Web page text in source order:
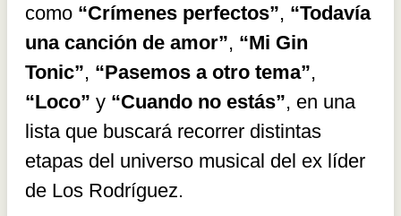
como “Crímenes perfectos”, “Todavía
una canción de amor”, “Mi Gin
Tonic”, “Pasemos a otro tema”,
“Loco” y “Cuando no estás”, en una
lista que buscará recorrer distintas
etapas del universo musical del ex líder
de Los Rodríguez.